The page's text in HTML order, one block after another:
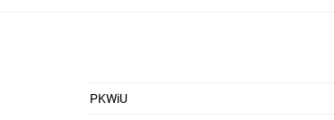
PKWiU